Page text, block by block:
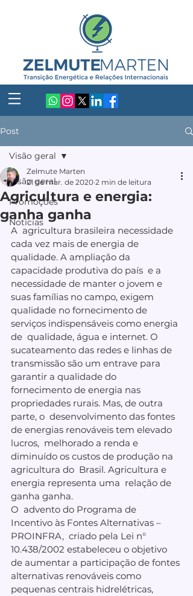
Post
Visão geral
Promoções
Notícias
Visão geral
Agricultura e energia:
ganha ganha
Zelmute Marten
21 de mar. de 2020 2 min de leitura
A  agricultura brasileira necessidade
cada vez mais de energia de
qualidade. A ampliação da
capacidade produtiva do país  e a
necessidade de manter o jovem e
suas famílias no campo, exigem
qualidade no fornecimento de
serviços indispensáveis como energia
de  qualidade, água e internet. O
sucateamento das redes e linhas de
transmissão são um entrave para
garantir a qualidade do
fornecimento de energia nas
propriedades rurais. Mas, de outra
parte, o  desenvolvimento das fontes
de energias renováveis tem elevado
lucros,  melhorado a renda e
diminuído os custos de produção na
agricultura do  Brasil. Agricultura e
energia representa uma  relação de
ganha ganha.
O  advento do Programa de
Incentivo às Fontes Alternativas –
PROINFRA,  criado pela Lei n°
10.438/2002 estabeleceu o objetivo
de aumentar a participação de fontes
alternativas renováveis como
pequenas centrais hidrelétricas,